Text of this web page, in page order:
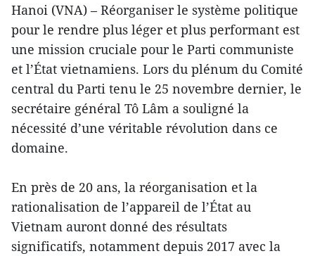
Hanoi (VNA) – Réorganiser le système politique
pour le rendre plus léger et plus performant est
une mission cruciale pour le Parti communiste
et l’État vietnamiens. Lors du plénum du Comité
central du Parti tenu le 25 novembre dernier, le
secrétaire général Tô Lâm a souligné la
nécessité d’une véritable révolution dans ce
domaine.
En près de 20 ans, la réorganisation et la
rationalisation de l’appareil de l’État au
Vietnam auront donné des résultats
significatifs, notamment depuis 2017 avec la